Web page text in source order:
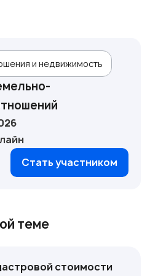
и недвижимость
Стать участником
теме
стоимости